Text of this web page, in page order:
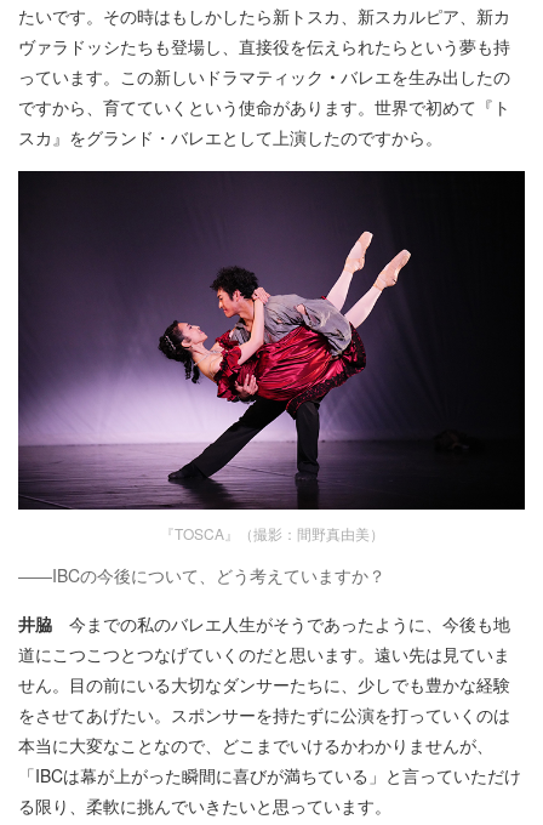
たいです。その時はもしかしたら新トスカ、新スカルピア、新カ
ヴァラドッシたちも登場し、直接役を伝えられたらという夢も持
っています。この新しいドラマティック ・ バレエを生み出したの
ですから、育てていくという使命があります。世界で初めて『ト
スカ』をグランド・バレエとして上演したのですから。
『TOSCA』（撮影：間野真由美）
――IBCの今後について、どう考えていますか？
井脇 今までの私のバレエ人生がそうであったように、今後も地
道にこつこつとつなげていくのだと思います。遠い先は見ていま
せん。目の前にいる大切なダンサーたちに、少しでも豊かな経験
をさせてあげたい。スポンサーを持たずに公演を打っていくのは
本当に大変なことなので、どこまでいけるかわかりませんが、
「IBCは幕が上がった瞬間に喜びが満ちている」と言っていただけ
る限り、柔軟に挑んでいきたいと思っています。